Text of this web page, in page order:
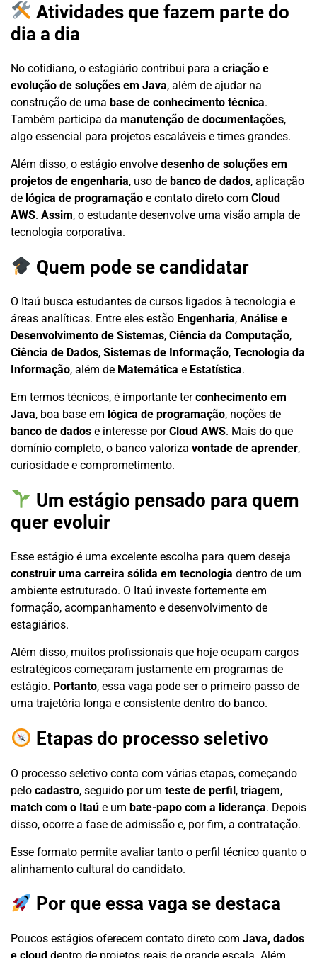
Atividades que fazem parte do
dia a dia
No cotidiano, o estagiário contribui para a criação e
evolução de soluções em Java, além de ajudar na
construção de uma base de conhecimento técnica.
Também participa da manutenção de documentações,
algo essencial para projetos escaláveis e times grandes.
Além disso, o estágio envolve desenho de soluções em
projetos de engenharia, uso de banco de dados, aplicação
de lógica de programação e contato direto com Cloud
AWS. Assim, o estudante desenvolve uma visão ampla de
tecnologia corporativa.
Quem pode se candidatar
O Itaú busca estudantes de cursos ligados à tecnologia e
áreas analíticas. Entre eles estão Engenharia, Análise e
Desenvolvimento de Sistemas, Ciência da Computação,
Ciência de Dados, Sistemas de Informação, Tecnologia da
Informação, além de Matemática e Estatística.
Em termos técnicos, é importante terconhecimento em
Java, boa base em lógica de programação, noções de
banco de dados e interesse porCloud AWS. Mais do que
domínio completo, o banco valoriza vontade de aprender,
curiosidade e comprometimento.
Um estágio pensado para quem
quer evoluir
Esse estágio é uma excelente escolha para quem deseja
construir uma carreira sólida em tecnologia dentro de um
ambiente estruturado. O Itaú investe fortemente em
formação, acompanhamento e desenvolvimento de
estagiários.
Além disso, muitos profissionais que hoje ocupam cargos
estratégicos começaram justamente em programas de
estágio. Portanto, essa vaga pode ser o primeiro passo de
uma trajetória longa e consistente dentro do banco.
Etapas do processo seletivo
O processo seletivo conta com várias etapas, começando
pelo cadastro, seguido por um teste de perfil, triagem,
match com o Itaú e um bate-papo com a liderança. Depois
disso, ocorre a fase de admissão e, por fim, a contratação.
Esse formato permite avaliar tanto o perfil técnico quanto o
alinhamento cultural do candidato.
Por que essa vaga se destaca
Poucos estágios oferecem contato direto com Java, dados